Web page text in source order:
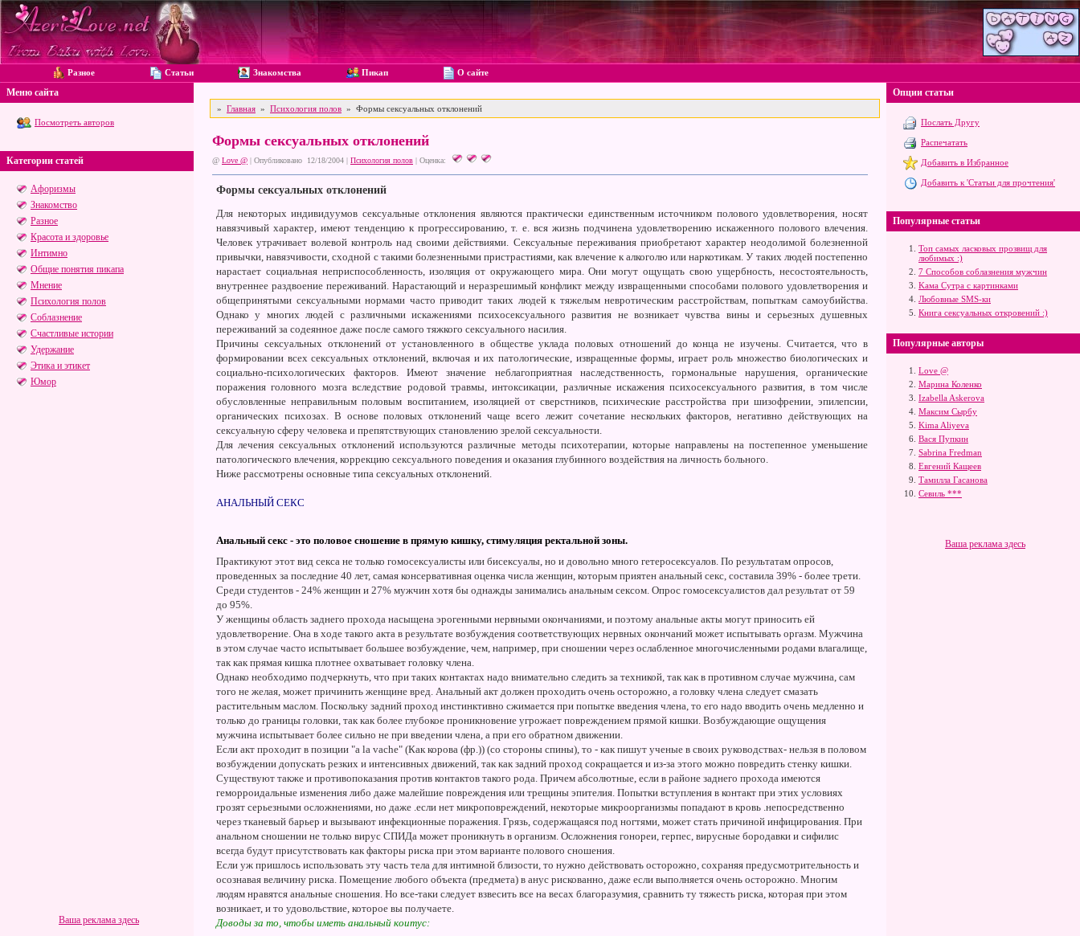
Разное Статьи Знакомства Пикап О сайте
Меню сайта
Посмотреть авторов
Категории статей
Афоризмы
Знакомство
Разное
Красота и здоровье
Интимно
Общие понятия пикапа
Мнение
Психология полов
Соблазнение
Счастливые истории
Удержание
Этика и этикет
Юмор
Ваша реклама здесь
» Главная » Психология полов » Формы сексуальных отклонений
Формы сексуальных отклонений
@ Love @ | Опубликовано 12/18/2004 | Психология полов | Оценка:
Формы сексуальных отклонений
Для некоторых индивидуумов сексуальные отклонения являются практически единственным источником полового удовлетворения, носят
навязчивый характер, имеют тенденцию к прогрессированию, т. е. вся жизнь подчинена удовлетворению искаженного полового влечения.
Человек утрачивает волевой контроль над своими действиями. Сексуальные переживания приобретают характер неодолимой болезненной
привычки, навязчивости, сходной с такими болезненными пристрастиями, как влечение к алкоголю или наркотикам. У таких людей постепенно
нарастает социальная неприспособленность, изоляция от окружающего мира. Они могут ощущать свою ущербность, несостоятельность,
внутреннее раздвоение переживаний. Нарастающий и неразрешимый конфликт между извращенными способами полового удовлетворения и
общепринятыми сексуальными нормами часто приводит таких людей к тяжелым невротическим расстройствам, попыткам самоубийства.
Однако у многих людей с различными искажениями психосексуального развития не возникает чувства вины и серьезных душевных
переживаний за содеянное даже после самого тяжкого сексуального насилия.
Причины сексуальных отклонений от установленного в обществе уклада половых отношений до конца не изучены. Считается, что в
формировании всех сексуальных отклонений, включая и их патологические, извращенные формы, играет роль множество биологических и
социально-психологических факторов. Имеют значение неблагоприятная наследственность, гормональные нарушения, органические
поражения головного мозга вследствие родовой травмы, интоксикации, различные искажения психосексуального развития, в том числе
обусловленные неправильным половым воспитанием, изоляцией от сверстников, психические расстройства при шизофрении, эпилепсии,
органических психозах. В основе половых отклонений чаще всего лежит сочетание нескольких факторов, негативно действующих на
сексуальную сферу человека и препятствующих становлению зрелой сексуальности.
Для лечения сексуальных отклонений используются различные методы психотерапии, которые направлены на постепенное уменьшение
патологического влечения, коррекцию сексуального поведения и оказания глубинного воздействия на личность больного.
Ниже рассмотрены основные типа сексуальных отклонений.
АНАЛЬНЫЙ СЕКС
Анальный секс - это половое сношение в прямую кишку, стимуляция ректальной зоны.
Практикуют этот вид секса не только гомосексуалисты или бисексуалы, но и довольно много гетеросексуалов. По результатам опросов,
проведенных за последние 40 лет, самая консервативная оценка числа женщин, которым приятен анальный секс, составила 39% - более трети.
Среди студентов - 24% женщин и 27% мужчин хотя бы однажды занимались анальным сексом. Опрос гомосексуалистов дал результат от 59
до 95%.
У женщины область заднего прохода насыщена эрогенными нервными окончаниями, и поэтому анальные акты могут приносить ей
удовлетворение. Она в ходе такого акта в результате возбуждения соответствующих нервных окончаний может испытывать оргазм. Мужчина
в этом случае часто испытывает большее возбуждение, чем, например, при сношении через ослабленное многочисленными родами влагалище,
так как прямая кишка плотнее охватывает головку члена.
Однако необходимо подчеркнуть, что при таких контактах надо внимательно следить за техникой, так как в противном случае мужчина, сам
того не желая, может причинить женщине вред. Анальный акт должен проходить очень осторожно, а головку члена следует смазать
растительным маслом. Поскольку задний проход инстинктивно сжимается при попытке введения члена, то его надо вводить очень медленно и
только до границы головки, так как более глубокое проникновение угрожает повреждением прямой кишки. Возбуждающие ощущения
мужчина испытывает более сильно не при введении члена, а при его обратном движении.
Если акт проходит в позиции "a la vache" (Как корова (фр.)) (со стороны спины), то - как пишут ученые в своих руководствах- нельзя в половом
возбуждении допускать резких и интенсивных движений, так как задний проход сокращается и из-за этого можно повредить стенку кишки.
Существуют также и противопоказания против контактов такого рода. Причем абсолютные, если в районе заднего прохода имеются
геморроидальные изменения либо даже малейшие повреждения или трещины эпителия. Попытки вступления в контакт при этих условиях
грозят серьезными осложнениями, но даже .если нет микроповреждений, некоторые микроорганизмы попадают в кровь .непосредственно
через тканевый барьер и вызывают инфекционные поражения. Грязь, содержащаяся под ногтями, может стать причиной инфицирования. При
анальном сношении не только вирус СПИДа может проникнуть в организм. Осложнения гонореи, герпес, вирусные бородавки и сифилис
всегда будут присутствовать как факторы риска при этом варианте полового сношения.
Если уж пришлось использовать эту часть тела для интимной близости, то нужно действовать осторожно, сохраняя предусмотрительность и
осознавая величину риска. Помещение любого объекта (предмета) в анус рискованно, даже если выполняется очень осторожно. Многим
людям нравятся анальные сношения. Но все-таки следует взвесить все на весах благоразумия, сравнить ту тяжесть риска, которая при этом
возникает, и то удовольствие, которое вы получаете.
Доводы за то, чтобы иметь анальный коитус:
Опции статьи
Послать Другу
Распечатать
Добавить в Избранное
Добавить к 'Статьи для прочтения'
Популярные статьи
Топ самых ласковых прозвищ для
любимых :)
7 Способов соблазнения мужчин
Kама Сутра с картинками
Любовные SMS-ки
Книга сексуальных откровений :)
Популярные авторы
Love @
Марина Коленко
Izabella Askerova
Максим Сырбу
Kima Aliyeva
Вася Пупкин
Sabrina Fredman
Евгений Кащеев
Тамилла Гасанова
Севиль ***
Ваша реклама здесь